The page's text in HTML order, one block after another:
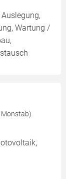
Wartung /
Monstab)